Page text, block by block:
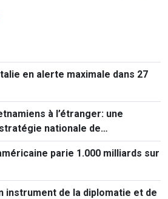
en alerte maximale dans 27
à l’étranger: une
nationale de
ressources humaines
parie 1.000 milliards sur
instrument de la diplomatie et de